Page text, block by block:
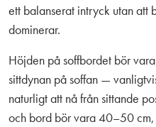
ett balanserat intryck utan att
dominerar.
Höjden på soffbordet bör
sittdynan på soffan —
naturligt att nå från sittande
och bord bör vara 40–50